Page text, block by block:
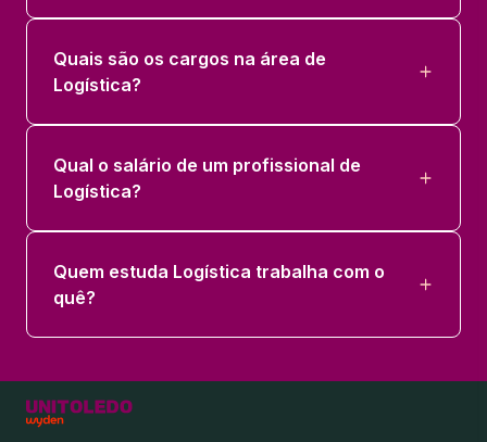
Quais são os cargos na área de
Logística?
Qual o salário de um profissional de
Logística?
Quem estuda Logística trabalha com o
quê?